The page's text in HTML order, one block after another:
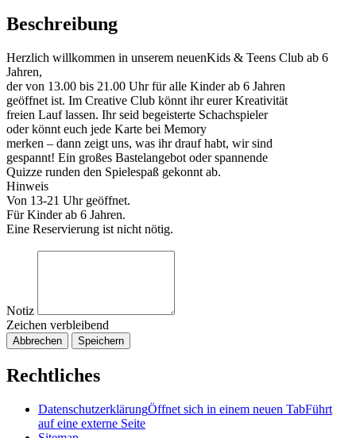
Beschreibung
Herzlich willkommen in unserem neuenKids & Teens Club ab 6
Jahren,
der von 13.00 bis 21.00 Uhr für alle Kinder ab 6 Jahren
geöffnet ist. Im Creative Club könnt ihr eurer Kreativität
freien Lauf lassen. Ihr seid begeisterte Schachspieler
oder könnt euch jede Karte bei Memory
merken – dann zeigt uns, was ihr drauf habt, wir sind
gespannt! Ein großes Bastelangebot oder spannende
Quizze runden den Spielespaß gekonnt ab.
Hinweis
Von 13-21 Uhr geöffnet.
Für Kinder ab 6 Jahren.
Eine Reservierung ist nicht nötig.
Notiz
Zeichen verbleibend
Abbrechen Speichern
Rechtliches
DatenschutzerklärungÖffnet sich in einem neuen TabFührt
auf eine externe Seite